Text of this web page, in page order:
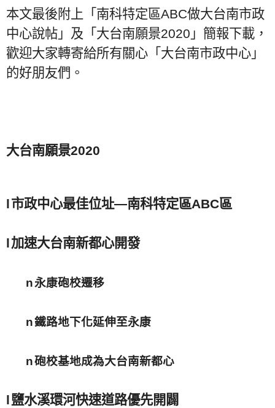
本文最後附上 「南科特定區ABC做大台南市政
中心說帖」及「大台南願景2020」簡報下載，
歡迎大家轉寄給所有關心「大台南市政中心」
的好朋友們。
大台南願景2020
l市政中心最佳位址—南科特定區ABC區
l加速大台南新都心開發
n永康砲校遷移
n鐵路地下化延伸至永康
n砲校基地成為大台南新都心
l鹽水溪環河快速道路優先開闢